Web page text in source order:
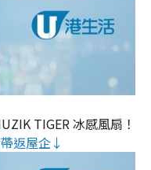
TIGER 冰感風扇！
返屋企↓